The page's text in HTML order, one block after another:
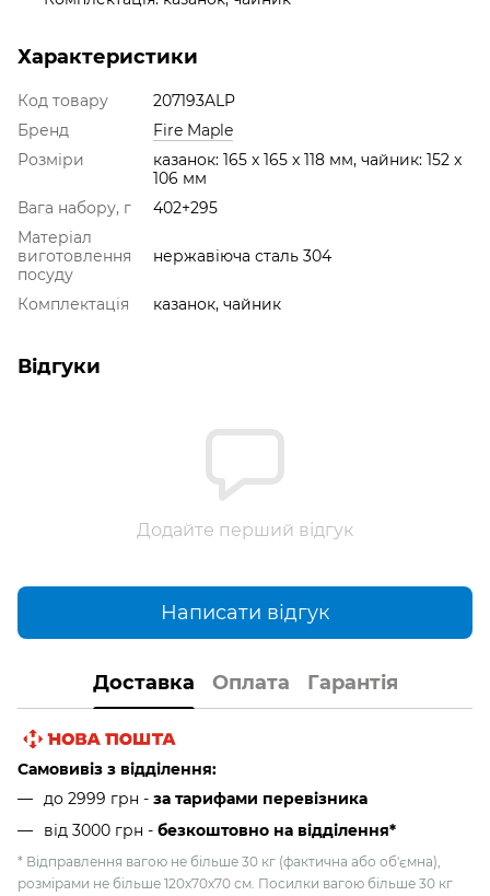
Характеристики
Код товару
207193ALP
Бренд
Fire Maple
Розміри
казанок: 165 x 165 x 118 мм, чайник: 152 x
106 мм
Вага набору, г
402+295
Матеріал
виготовлення
посуду
нержавіюча сталь 304
Комплектація казанок, чайник
Відгуки
Додайте перший відгук
Написати відгук
Доставка Оплата Гарантія
Самовивіз з відділення:
до 2999 грн - за тарифами перевізника
від 3000 грн - безкоштовно на відділення*
* Відправлення вагою не більше 30 кг (фактична або об'ємна),
розмірами не більше 120х70х70 см. Посилки вагою більше 30 кг